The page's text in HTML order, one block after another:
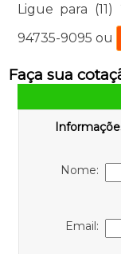
Ligue para
94735-9095 ou
Faça sua
Nome:
Email: